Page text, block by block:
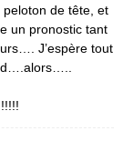
peloton de tête, et
un pronostic tant
J’espère tout